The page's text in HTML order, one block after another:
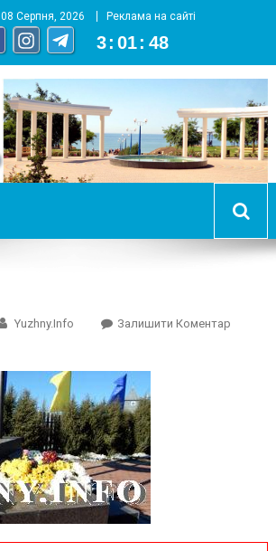
Серпня, 2026 Реклама на сайті
3 : 01 : 49
портал города Южный
Yuzhny.info Залишити КоментарOn